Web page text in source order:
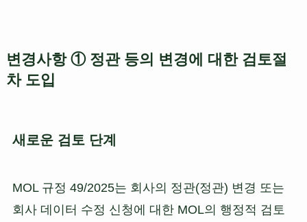
변경사항 ① 정관 등의 변경에 대한 검토절
차 도입
새로운 검토 단계
MOL 규정 49/2025는 회사의 정관(정관) 변경 또는
회사 데이터 수정 신청에 대한 MOL의 행정적 검토